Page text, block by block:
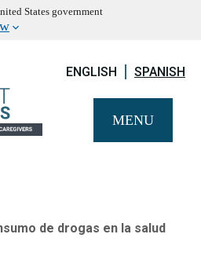
States government
ENGLISH SPANISH
MENU
de drogas en la salud